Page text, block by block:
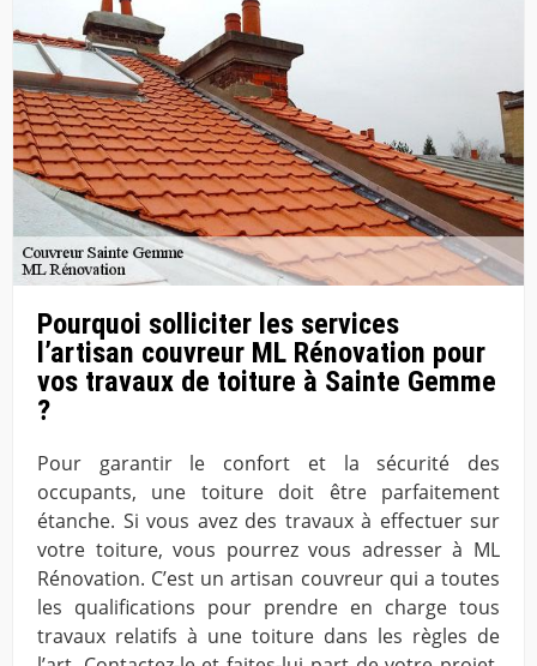
Pourquoi solliciter les services
l’artisan couvreur ML Rénovation pour
vos travaux de toiture à Sainte Gemme
?
Pour garantir le confort et la sécurité des
occupants, une toiture doit être parfaitement
étanche. Si vous avez des travaux à effectuer sur
votre toiture, vous pourrez vous adresser à ML
Rénovation. C’est un artisan couvreur qui a toutes
les qualifications pour prendre en charge tous
travaux relatifs à une toiture dans les règles de